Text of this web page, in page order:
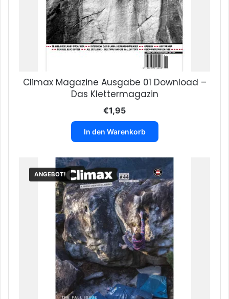
Climax Magazine Ausgabe 01 Download –
Das Klettermagazin
€1,95
In den Warenkorb
ANGEBOT!